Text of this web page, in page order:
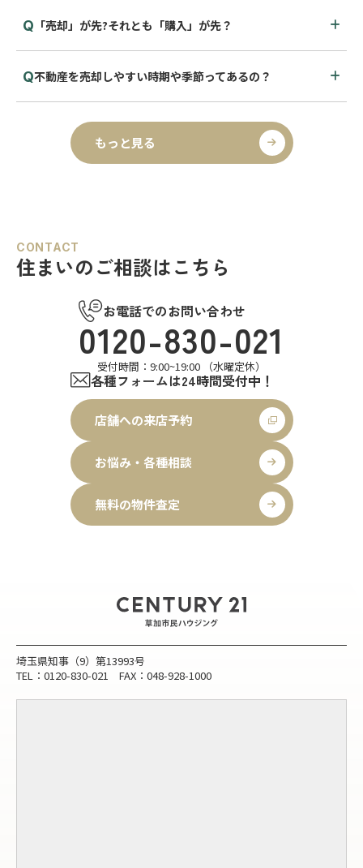
「売却」が先?それとも「購入」が先？
不動産を売却しやすい時期や季節ってあるの？
もっと見る
CONTACT
住まいのご相談はこちら
お電話でのお問い合わせ
0120-830-021
受付時間：9:00~19:00 （水曜定休）
各種フォームは24時間受付中！
店舗への来店予約
お悩み・各種相談
無料の物件査定
埼玉県知事（9）第13993号
TEL：0120-830-021 FAX：048-928-1000